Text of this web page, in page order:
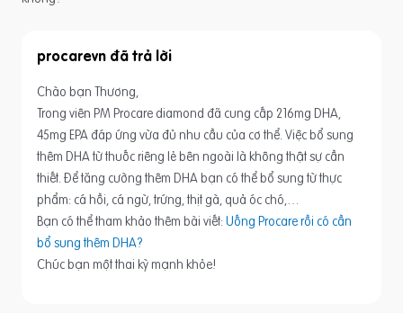
procarevn
Chào bạn Thương,
Trong viên PM Procare diamond đã cung cấp 216mg DHA,
45mg EPA đáp ứng vừa đủ nhu cầu của cơ thể. Việc bổ sung
thêm DHA từ thuốc riêng lẻ bên ngoài là không thật sự cần
thiết. Để tăng cường thêm DHA bạn có thể bổ sung từ thực
phẩm: cá hồi, cá ngừ, trứng, thịt gà, quả óc chó,…
Bạn có thể tham khảo thêm bài viết:Uống Procare rồi có cần
bổ sung thêm DHA?
Chúc bạn một thai kỳ mạnh khỏe!